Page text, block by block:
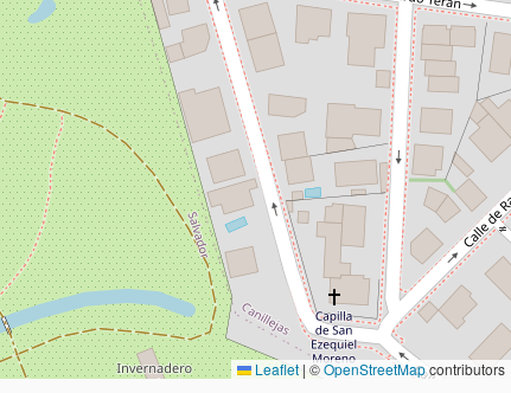
Leaflet | ©OpenStreetMapcontributors